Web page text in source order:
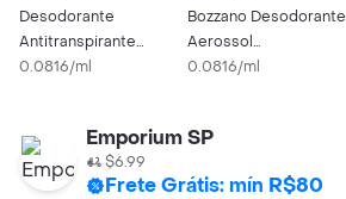
Desodorante
Antitranspirante
Aerossol Masculino
0.0816/ml
Bozzano Desodorante
Aerossol
Antitranspirante
0.0816/ml
Emporium SP
$6.99
Frete Grátis: mín R$80